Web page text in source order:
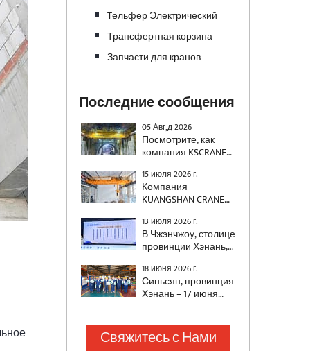
Tельфер Электрический
Трансфертная корзина
Запчасти для кранов
Последние сообщения
05 Авг,д 2026
Посмотрите, как
компания KSCRANE
поставила
двухбалочный кран
грузоподъемностью
500 тонн с системой
предотвращения
раскачивания для
строительства
высокоскоростной
железной дороги.
15 июля 2026 г.
Компания
KUANGSHAN CRANE
два
автоматизированных
мостовых крана для
национального
энергетического
проекта, специально
разработанных для
требований
энергетической
13 июля 2026 г.
В Чжэнчжоу, столице
провинции Хэнань,
церемония вручения
наград «Социально
ответственное
провинции Хэнань»
и «Выдающийся
социально
18 июня 2026 г.
Синьсян, провинция
Хэнань – 17 июня
Праздника
драконьих лодок
Свяжитесь с Нами